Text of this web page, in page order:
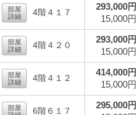
部屋
詳細
4階４１７
293,000円
15,000円
部屋
詳細
4階４２０
293,000円
15,000円
部屋
詳細
4階４１２
414,000円
15,000円
部屋
6階６１７
295,000円